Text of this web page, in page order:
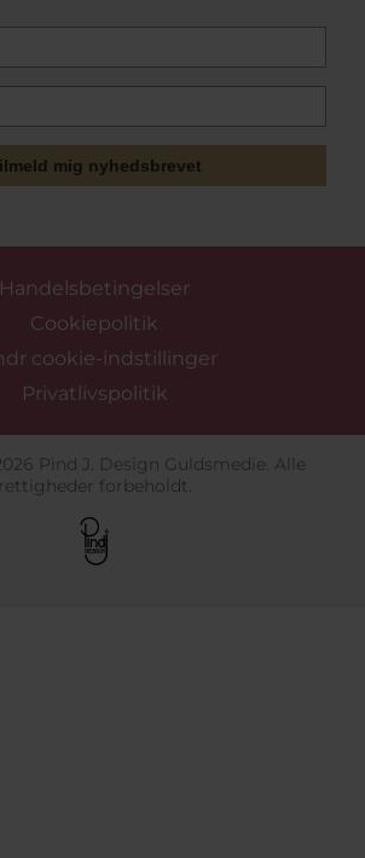
mig nyhedsbrevet
Handelsbetingelser
Cookiepolitik
cookie-indstillinger
Privatlivspolitik
Pind J. Design Guldsmedie. Alle
rettigheder forbeholdt.